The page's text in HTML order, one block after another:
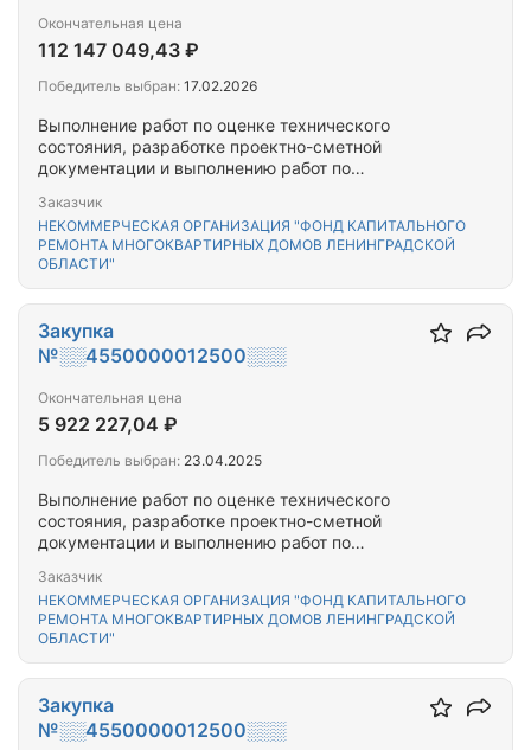
Выполнение работ по оценке технического
состояния, разработке проектно-сметной
документации и выполнению работ по
многоквартирного(-ых) дома(-ов),
расположенного(-ых) на территории
Всеволожского муниципального района
Ленинградской области
Заказчик
НЕКОММЕРЧЕСКАЯ ОРГАНИЗАЦИЯ "ФОНД КАПИТАЛЬНОГО
РЕМОНТА МНОГОКВАРТИРНЫХ ДОМОВ ЛЕНИНГРАДСКОЙ
ОБЛАСТИ"
Окончательная цена
112 147 049,43 ₽
Победитель выбран: 17.02.2026
Выполнение работ по оценке технического
состояния, разработке проектно-сметной
документации и выполнению работ по
многоквартирного(-ых) дома(-ов),
расположенного(-ых) на территории Тихвинского
муниципального района Ленинградской области
Заказчик
НЕКОММЕРЧЕСКАЯ ОРГАНИЗАЦИЯ "ФОНД КАПИТАЛЬНОГО
РЕМОНТА МНОГОКВАРТИРНЫХ ДОМОВ ЛЕНИНГРАДСКОЙ
ОБЛАСТИ"
Закупка
№░░4550000012500░░░
Окончательная цена
5 922 227,04 ₽
Победитель выбран: 23.04.2025
Закупка
№░░4550000012500░░░